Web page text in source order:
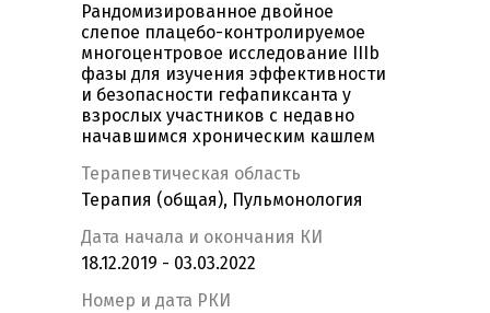
Рандомизированное двойное
слепое плацебо-контролируемое
многоцентровое исследование IIIb
фазы для изучения эффективности
и безопасности гефапиксанта у
взрослых участников с недавно
начавшимся хроническим кашлем
Терапевтическая область
Терапия (общая), Пульмонология
Дата начала и окончания КИ
18.12.2019 - 03.03.2022
Номер и дата РКИ